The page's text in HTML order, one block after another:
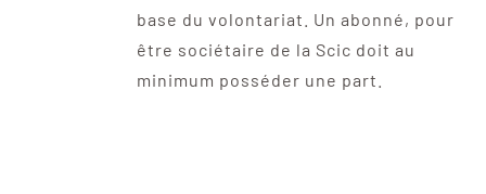
base du volontariat. Un abonné, pour
être sociétaire de la Scic doit au
minimum posséder une part.